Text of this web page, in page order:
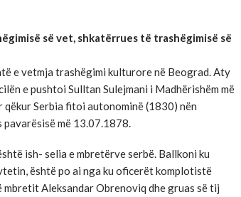
së vet, shkatërrues të trashëgimisë së
e vetmja trashëgimi kulturore në Beograd. Aty
e pushtoi Sulltan Sulejmani i Madhërishëm më
Serbia fitoi autonominë (1830) nën
pavarësisë më 13.07.1878.
ish- selia e mbretërve serbë. Ballkoni ku
është po ai nga ku oficerët komplotistë
Aleksandar Obrenoviq dhe gruas së tij